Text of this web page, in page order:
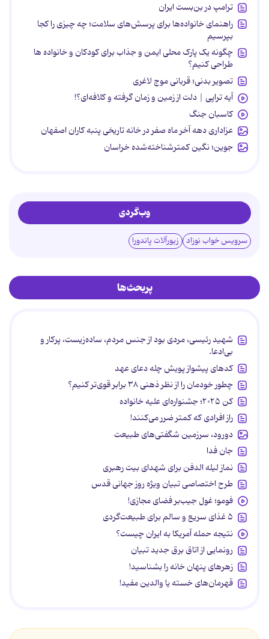
ترامپ در بن‌بست ایران
راهنمای خانواده‌ها برای پرسش‌های سلامت؛ چه چیزی را کجا
بپرسیم
چگونه یک پارک محلی ایمن و جذاب برای کودکان و خانواده ها
طراحی کنیم؟
تصویر بدنی؛ قربانی موج لاغری
آیه تراپی | دلت از زمین و زمان گرفته و کلافه‌ای؟!
کاسبان جنگ
عزاداری دهه آخر ماه صفر در خانه تاریخی پنبه کاران اصفهان
جوین؛ نگین کمترشناخته‌شده خراسان
وب‌گردی
سرویس خواب نوزاد زیورآلات پاندورا
پربحث‌ها
شهید رئیسی، مردی بود از جنس مردم، ساده‌زیست، پرکار و
بی‌ادعا.
کدهای پیشواز پویش چله دعای عهد
چطور خودمان را از نظر ذهنی ۳۸ برابر قوی‌تر کنیم؟
کن ۲۰۲۵؛ جشنواره‌ای علیه خانواده
راز افرادی که کمتر ضرر می‌کنند!
دورود، سرزمین شگفتی‌های طبیعت
جان فدا
نماز لیله الدفن برای شهدای بیت رهبری
طرح اختصاصی تبیان ویژه روز جهانی قدس
فومو؛ غول جیب‌بر فضای مجازی!
۵ غذای سریع و سالم برای طبیعت‌گردی
نتیجه حمله آمریکا به ایران چیست؟
رونمایی از اتاق برق جدید تبیان
زهرهای پنهان خانه را بشناسید!
قهرمان‌های خسته یا والدین مفید!